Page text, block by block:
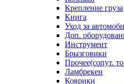
Крепление груза
Книга
Уход за
Доп.
Инструмент
Брызговики
Прочее(сопут.
Ламбрекен
Коврики